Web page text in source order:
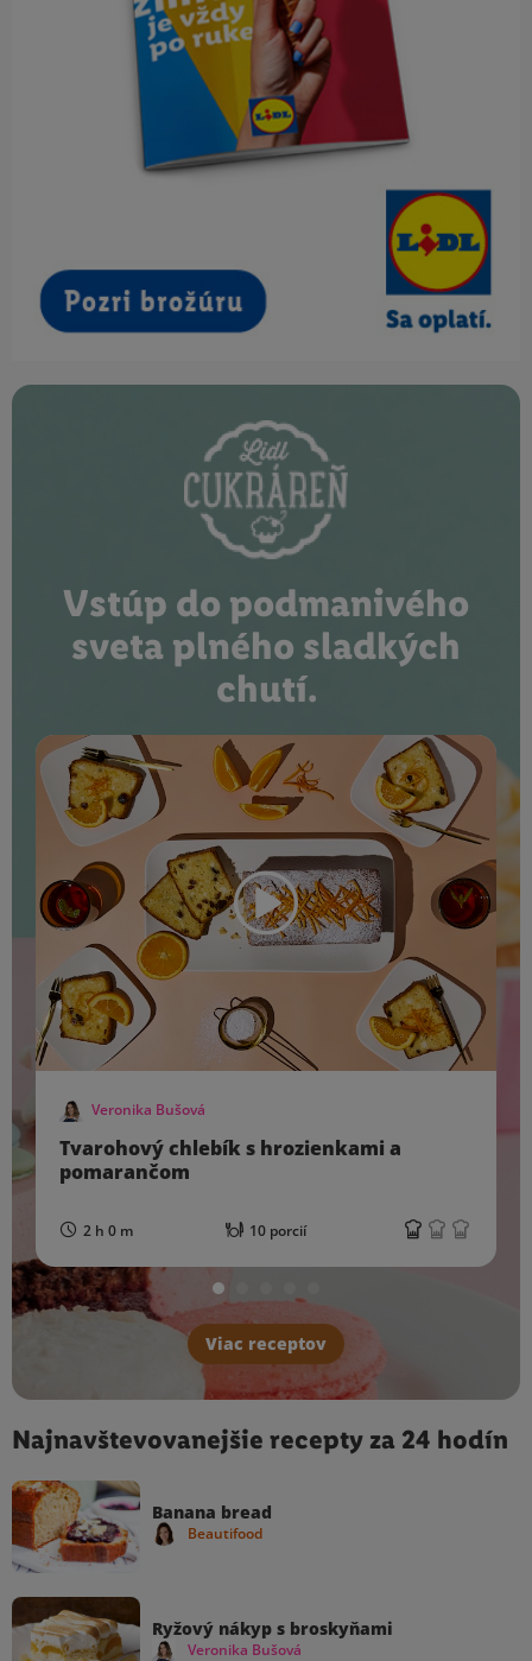
Vstúp do podmanivého
sveta plného sladkých
chutí.
Veronika Bušová
Tvarohový chlebík s hrozienkami a
pomarančom
2 h 0 m 10 porcií
Viac receptov
Najnavštevovanejšie recepty za 24 hodín
Banana bread
Beautifood
Ryžový nákyp s broskyňami
Veronika Bušová